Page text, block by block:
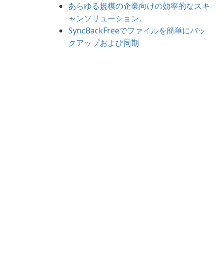
あらゆる規模の企業向けの効率的なスキ
ャンソリューション。
SyncBackFreeでファイルを簡単にバッ
クアップおよび同期